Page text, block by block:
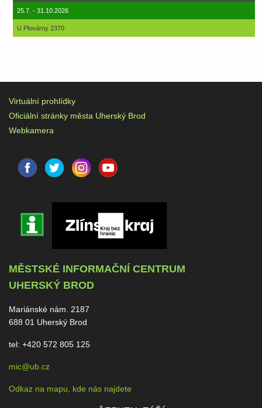
25.7. - 31.10.2026
U Plovárny 2370
Virtuální prohlídky
Oficiální stránky města Uherský Brod
Webkamera
MĚSTSKÉ INFORMAČNÍ CENTRUM
UHERSKÝ BROD
Mariánské nám. 2187
688 01 Uherský Brod
tel: +420 572 805 125
mic@ub.cz
Odkaz na mapu, kde nás najdete